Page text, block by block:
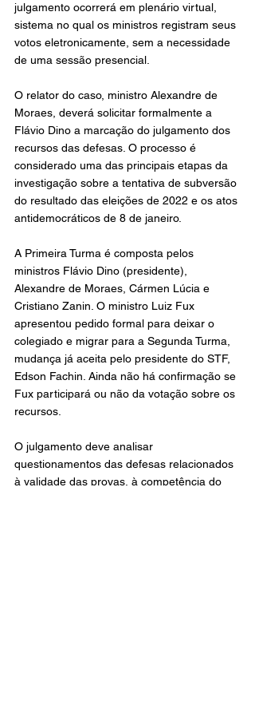
julgamento ocorrerá em plenário virtual,
sistema no qual os ministros registram seus
votos eletronicamente, sem a necessidade
de uma sessão presencial.
O relator do caso, ministro Alexandre de
Moraes, deverá solicitar formalmente a
Flávio Dino a marcação do julgamento dos
recursos das defesas. O processo é
considerado uma das principais etapas da
investigação sobre a tentativa de subversão
do resultado das eleições de 2022 e os atos
antidemocráticos de 8 de janeiro.
A Primeira Turma é composta pelos
ministros Flávio Dino (presidente),
Alexandre de Moraes, Cármen Lúcia e
Cristiano Zanin. O ministro Luiz Fux
apresentou pedido formal para deixar o
colegiado e migrar para a Segunda Turma,
mudança já aceita pelo presidente do STF,
Edson Fachin. Ainda não há confirmação se
Fux participará ou não da votação sobre os
recursos.
O julgamento deve analisar
questionamentos das defesas relacionados
à validade das provas, à competência do